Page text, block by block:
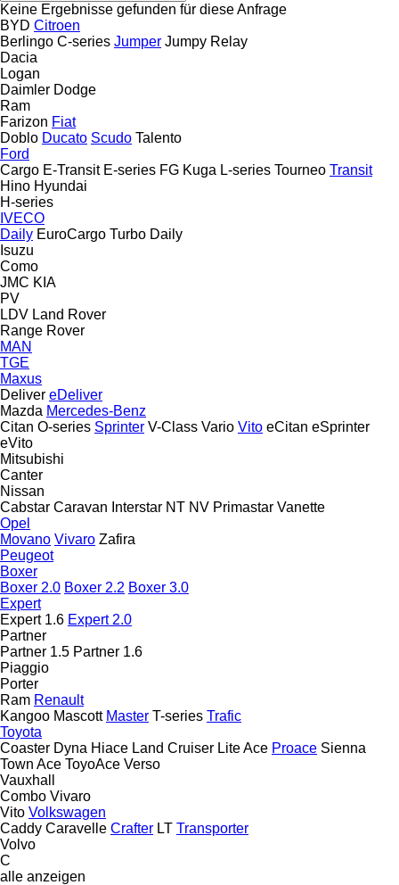
Keine Ergebnisse gefunden für diese Anfrage
BYD Citroen
Berlingo C-series Jumper Jumpy Relay
Dacia
Logan
Daimler Dodge
Ram
Farizon Fiat
Doblo Ducato Scudo Talento
Ford
Cargo E-Transit E-series FG Kuga L-series Tourneo Transit
Hino Hyundai
H-series
IVECO
Daily EuroCargo Turbo Daily
Isuzu
Como
JMC KIA
PV
LDV Land Rover
Range Rover
MAN
TGE
Maxus
Deliver eDeliver
Mazda Mercedes-Benz
Citan O-series Sprinter V-Class Vario Vito eCitan eSprinter
eVito
Mitsubishi
Canter
Nissan
Cabstar Caravan Interstar NT NV Primastar Vanette
Opel
Movano Vivaro Zafira
Peugeot
Boxer
Boxer 2.0 Boxer 2.2 Boxer 3.0
Expert
Expert 1.6 Expert 2.0
Partner
Partner 1.5 Partner 1.6
Piaggio
Porter
Ram Renault
Kangoo Mascott Master T-series Trafic
Toyota
Coaster Dyna Hiace Land Cruiser Lite Ace Proace Sienna
Town Ace ToyoAce Verso
Vauxhall
Combo Vivaro
Vito Volkswagen
Caddy Caravelle Crafter LT Transporter
Volvo
C
alle anzeigen